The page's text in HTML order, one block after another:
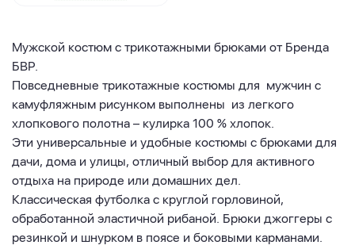
Мужской костюм с трикотажными брюками от Бренда
БВР.
Повседневные трикотажные костюмы для мужчин с
камуфляжным рисунком выполнены из легкого
хлопкового полотна – кулирка 100 % хлопок.
Эти универсальные и удобные костюмы с брюками для
дачи, дома и улицы, отличный выбор для активного
отдыха на природе или домашних дел.
Классическая футболка с круглой горловиной,
обработанной эластичной рибаной. Брюки джоггеры с
резинкой и шнурком в поясе и боковыми карманами.